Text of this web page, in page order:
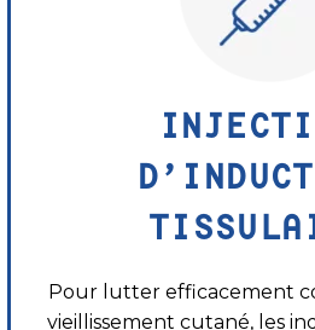
Pour lutter efficacement
vieillissement cutané, les